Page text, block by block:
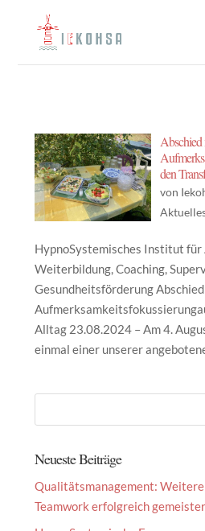
Abschied
den
von
HypnoSystemisches Institut für
Weiterbildung, Coaching,
Gesundheitsförderung
Alltag 23.08.2024 – Am 4.
einmal einer unserer
Neueste Beiträge
Qualitätsmanagement:
Teamwork erfolgreich